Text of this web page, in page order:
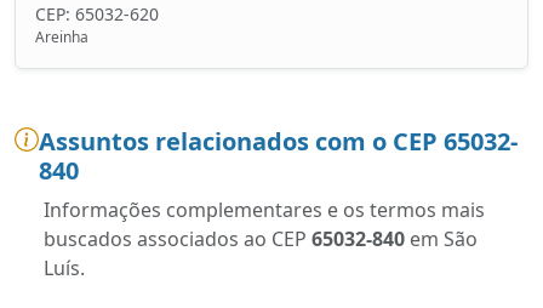
CEP: 65032-620
Areinha
Assuntos relacionados com o CEP 65032-
840
Informações complementares e os termos mais
buscados associados ao CEP 65032-840 em São
Luís.